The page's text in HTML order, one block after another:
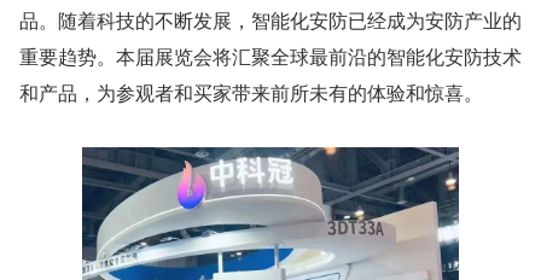
品。随着科技的不断发展，智能化安防已经成为安防产业的
重要趋势。本届展览会将汇聚全球最前沿的智能化安防技术
和产品，为参观者和买家带来前所未有的体验和惊喜。